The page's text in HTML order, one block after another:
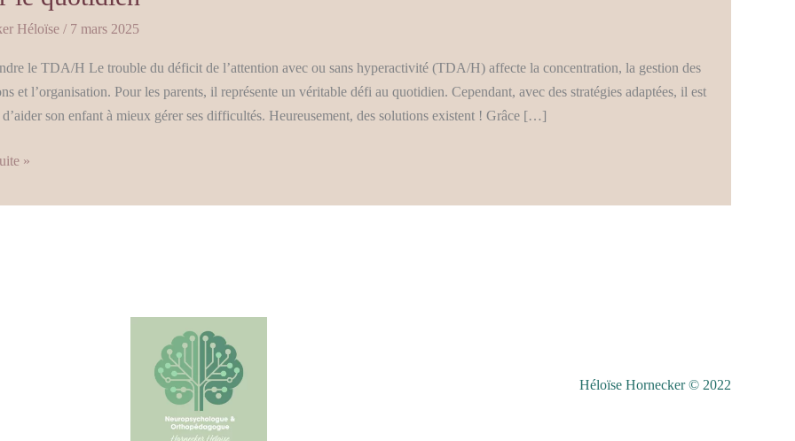
Héloïse / 7 mars 2025
le TDA/H Le trouble du déficit de l’attention avec ou sans hyperactivité (TDA/H) affecte la concentration, la gestion des
et l’organisation. Pour les parents, il représente un véritable défi au quotidien. Cependant, avec des stratégies adaptées, il est
d’aider son enfant à mieux gérer ses difficultés. Heureusement, des solutions existent ! Grâce […]
»
Héloïse Hornecker © 2022